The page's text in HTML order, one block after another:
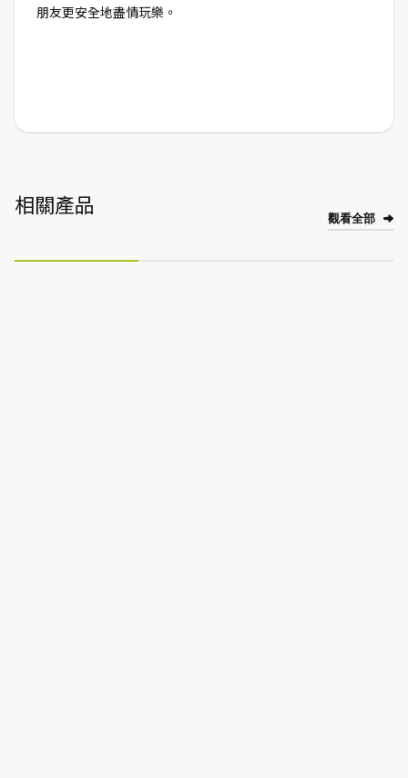
朋友更安全地盡情玩樂。
相關產品 觀看全部